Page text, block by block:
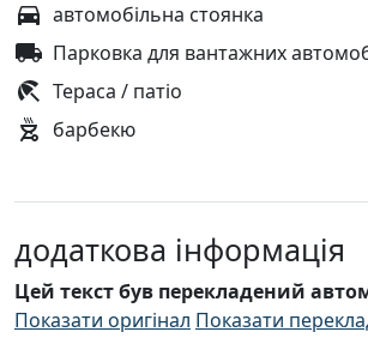
автомобільна стоянка
Парковка для вантажних
Тераса / патіо
барбекю
додаткова інформація
Цей текст був перекладений
Показати оригінал Показати